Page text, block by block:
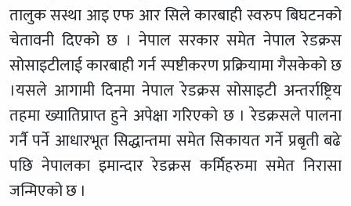
तालुक सस्था आइ एफ आर सिले कारबाही स्वरुप बिघटनको
चेतावनी दिएको छ । नेपाल सरकार समेत नेपाल रेडक्रस
सोसाइटीलाई कारबाही गर्न स्पष्टीकरण प्रक्रियामा गैसकेको छ
।यसले आगामी दिनमा नेपाल रेडक्रस सोसाइटी अन्तर्राष्ट्रिय
तहमा ख्यातिप्राप्त हुने अपेक्षा गरिएको छ । रेडक्रसले पालना
गर्नै पर्ने आधारभूत सिद्धान्तमा समेत सिकायत गर्ने प्रबृती बढे
पछि नेपालका इमान्दार रेडक्रस कर्मिहरुमा समेत निरासा
जन्मिएको छ ।